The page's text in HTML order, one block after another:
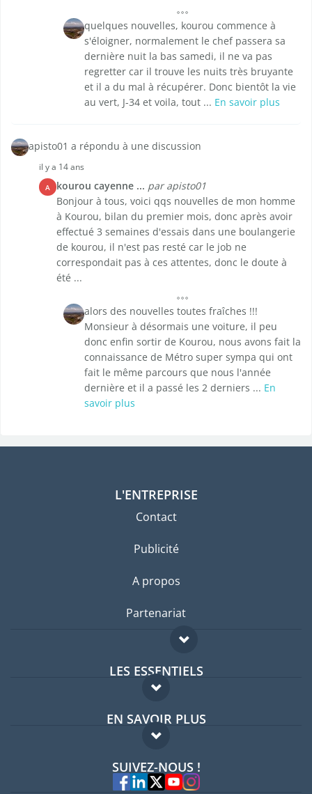
quelques nouvelles, kourou commence à
s'éloigner, normalement le chef passera sa
dernière nuit la bas samedi, il ne va pas
regretter car il trouve les nuits très bruyante
et il a du mal à récupérer. Donc bientôt la vie
au vert, J-34 et voila, tout ... En savoir plus
apisto01 a répondu à une discussion
il y a 14 ans
A kourou cayenne ... par apisto01
Bonjour à tous, voici qqs nouvelles de mon homme
à Kourou, bilan du premier mois, donc après avoir
effectué 3 semaines d'essais dans une boulangerie
de kourou, il n'est pas resté car le job ne
correspondait pas à ces attentes, donc le doute à
été ...
alors des nouvelles toutes fraîches !!!
Monsieur à désormais une voiture, il peu
donc enfin sortir de Kourou, nous avons fait la
connaissance de Métro super sympa qui ont
fait le même parcours que nous l'année
dernière et il a passé les 2 derniers ... En
savoir plus
L'ENTREPRISE
Contact
Publicité
A propos
Partenariat
LES ESSENTIELS
Forum expatriés
Guides pays
EN SAVOIR PLUS
FAQ
Experts
SUIVEZ-NOUS !